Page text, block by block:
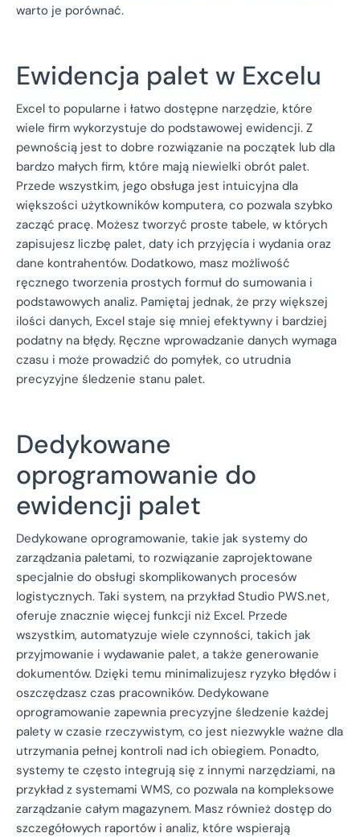
warto je porównać.
Ewidencja palet w Excelu
Excel to popularne i łatwo dostępne narzędzie, które
wiele firm wykorzystuje do podstawowej ewidencji. Z
pewnością jest to dobre rozwiązanie na początek lub dla
bardzo małych firm, które mają niewielki obrót palet.
Przede wszystkim, jego obsługa jest intuicyjna dla
większości użytkowników komputera, co pozwala szybko
zacząć pracę. Możesz tworzyć proste tabele, w których
zapisujesz liczbę palet, daty ich przyjęcia i wydania oraz
dane kontrahentów. Dodatkowo, masz możliwość
ręcznego tworzenia prostych formuł do sumowania i
podstawowych analiz. Pamiętaj jednak, że przy większej
ilości danych, Excel staje się mniej efektywny i bardziej
podatny na błędy. Ręczne wprowadzanie danych wymaga
czasu i może prowadzić do pomyłek, co utrudnia
precyzyjne śledzenie stanu palet.
Dedykowane
oprogramowanie do
ewidencji palet
Dedykowane oprogramowanie, takie jak systemy do
zarządzania paletami, to rozwiązanie zaprojektowane
specjalnie do obsługi skomplikowanych procesów
logistycznych. Taki system, na przykład Studio PWS.net,
oferuje znacznie więcej funkcji niż Excel. Przede
wszystkim, automatyzuje wiele czynności, takich jak
przyjmowanie i wydawanie palet, a także generowanie
dokumentów. Dzięki temu minimalizujesz ryzyko błędów i
oszczędzasz czas pracowników. Dedykowane
oprogramowanie zapewnia precyzyjne śledzenie każdej
palety w czasie rzeczywistym, co jest niezwykle ważne dla
utrzymania pełnej kontroli nad ich obiegiem. Ponadto,
systemy te często integrują się z innymi narzędziami, na
przykład z systemami WMS, co pozwala na kompleksowe
zarządzanie całym magazynem. Masz również dostęp do
szczegółowych raportów i analiz, które wspierają